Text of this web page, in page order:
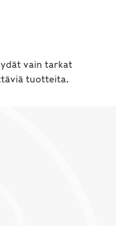
vain tarkat
tuotteita.